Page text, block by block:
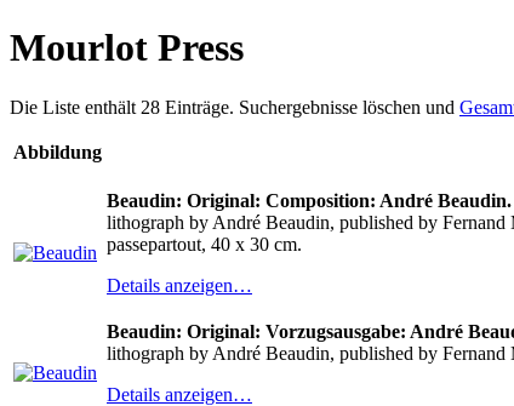
Mourlot Press
Die Liste enthält 28 Einträge. Suchergebnisse löschen und
Abbildung
Beaudin: Original: Composition: André Beaudin.
lithograph by André Beaudin, published by
passepartout, 40 x 30 cm.
Details anzeigen…
Beaudin: Original: Vorzugsausgabe: André
lithograph by André Beaudin, published by
Details anzeigen…